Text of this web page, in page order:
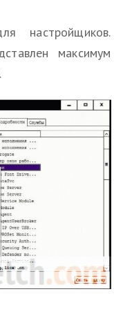
настройщиков.
максимум